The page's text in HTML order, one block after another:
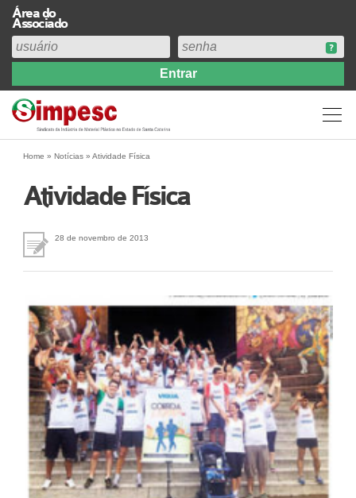
Área do
Associado
Institucional
Perfil
Diretoria
Abrangência
Acervo
Links
Agenda
Fale Conosco
NOSSAS ASSOCIADAS
SEJA UM ASSOCIADO
VAGAS
Home » Notícias » Atividade Física
Atividade Física
28 de novembro de 2013